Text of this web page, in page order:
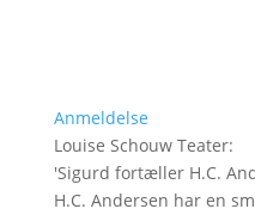
Anmeldelse
Louise Schouw Teater:
'Sigurd fortæller H.C.
H.C. Andersen har en